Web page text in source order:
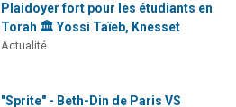
Plaidoyer fort pour les étudiants en
Torah 🏛️ Yossi Taïeb, Knesset
Actualité
"Sprite" - Beth-Din de Paris VS